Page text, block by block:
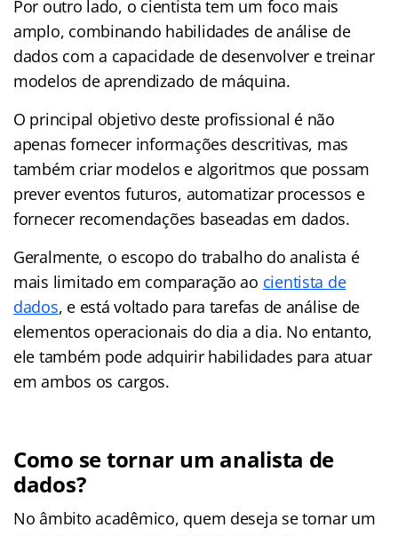
Por outro lado, o cientista tem um foco mais
amplo, combinando habilidades de análise de
dados com a capacidade de desenvolver e treinar
modelos de aprendizado de máquina.
O principal objetivo deste profissional é não
apenas fornecer informações descritivas, mas
também criar modelos e algoritmos que possam
prever eventos futuros, automatizar processos e
fornecer recomendações baseadas em dados.
Geralmente, o escopo do trabalho do analista é
mais limitado em comparação ao cientista de
dados, e está voltado para tarefas de análise de
elementos operacionais do dia a dia. No entanto,
ele também pode adquirir habilidades para atuar
em ambos os cargos.
Como se tornar um analista de
dados?
No âmbito acadêmico, quem deseja se tornar um